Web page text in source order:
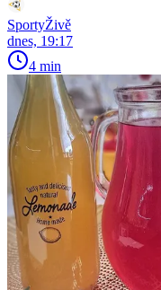
SportyŽivě
dnes, 19:17
4 min